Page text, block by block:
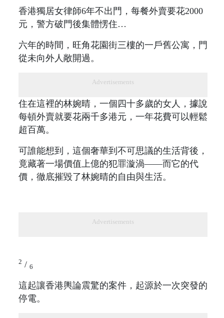
香港獨居女律師6年不出門，每餐外賣要花2000
元，警方破門後集體愣住…
六年的時間，旺角花園街三樓的一戶舊公寓，門
從未向外人敞開過。
Advertisements
住在這裡的林婉晴，一個四十多歲的女人，據說
每頓外賣就要花兩千多港元，一年花費可以輕鬆
超百萬。
可誰能想到，這個奢華到不可思議的生活背後，
竟藏著一場價值上億的犯罪漩渦——而它的代
價，徹底摧毀了林婉晴的自由與生活。
Advertisements
2 / 6
這起讓香港輿論震驚的案件，起源於一次突發的
停電。